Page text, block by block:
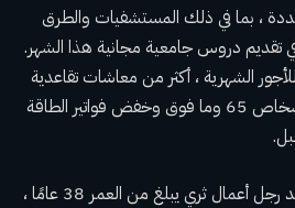
، بما في ذلك المستشفيات والطرق
في تقديم دروس جامعية مجانية هذا الشهر.
الشهرية ، أكثر من معاشات تقاعدية
مزدوجة إلى 500 دولار للأشخاص 65 وما فوق وخفض فواتير الطاقة
في الانتخابات ، واجه علي ضد رجل أعمال ثري يبلغ من العمر 38 عامًا ،